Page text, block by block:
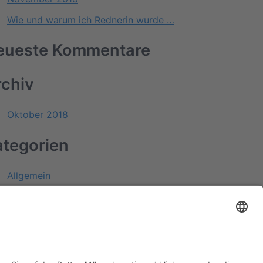
Wie und warum ich Rednerin wurde …
Kommentare
Oktober 2018
Allgemein